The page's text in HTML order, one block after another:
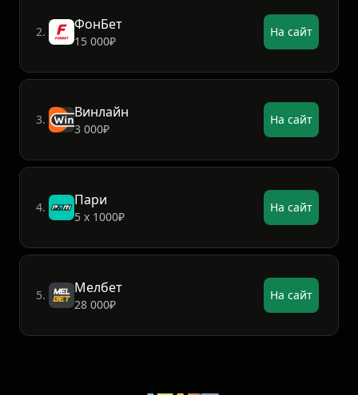
2. ФонБет
15 000₽
На сайт
3. Винлайн
3 000₽
На сайт
4. Пари
5 х 1000₽
На сайт
5. Мелбет
28 000₽
На сайт